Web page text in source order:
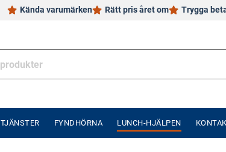
Kända varumärken Rätt pris året om Trygga
TJÄNSTER FYNDHÖRNA LUNCH-HJÄLPEN